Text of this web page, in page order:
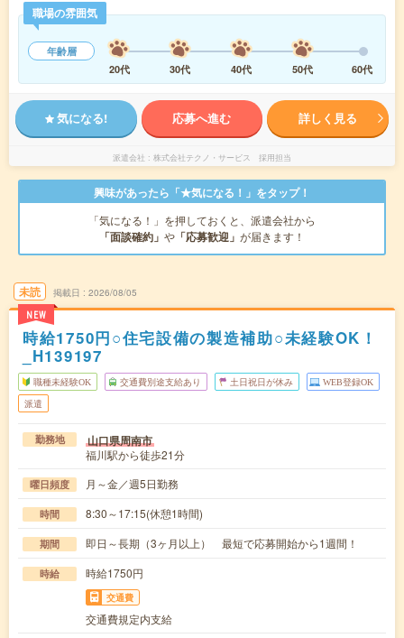
職場の雰囲気
年齢層
20代
30代 40代 50代 60代
気になる! 応募へ進む 詳しく見る
派遣会社 株式会社テクノ・サービス 採用担当
興味があったら「★気になる！」をタップ！
「気になる！」を押しておくと、派遣会社から
「面談確約」 や 「応募歓迎」 が届きます！
未読
NEW
掲載日 2026/08/05
時給1750円○住宅設備の製造補助○未経験OK！
_H139197
職種未経験OK 交通費別途支給あり 土日祝日が休み WEB登録OK
派遣
勤務地 山口県周南市
福川駅から徒歩21分
曜日頻度 月～金／週5日勤務
時間 8:30～17:15(休憩1時間)
期間 即日～長期（3ヶ月以上） 最短で応募開始から1週間！
時給 時給1750円
交通費
交通費規定内支給